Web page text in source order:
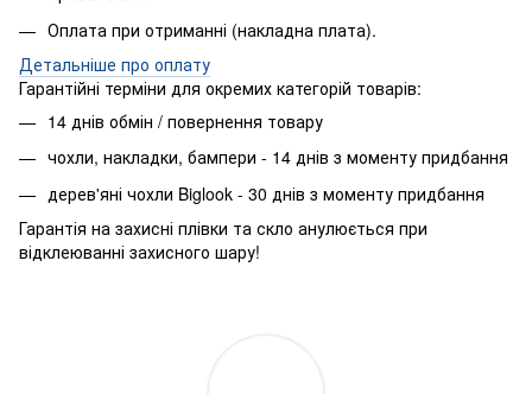
Оплата при отриманні (накладна плата).
​Детальніше про оплату
Гарантійні терміни для окремих категорій товарів:
14 днів обмін / повернення товару
чохли, накладки, бампери - 14 днів з моменту придбання
дерев'яні чохли Biglook - 30 днів з моменту придбання
Гарантія на захисні плівки та скло анулюється при
відклеюванні захисного шару!